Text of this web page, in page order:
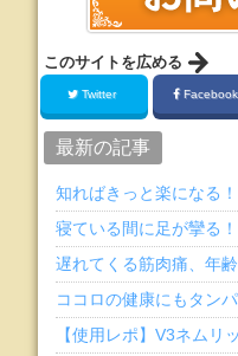
このサイトを広める
Twitter Facebook
最新の記事
知ればきっと楽になる
寝ている間に足が攣る
遅れてくる筋肉痛、年
ココロの健康にもタンパ
【使用レポ】V3ネムリ